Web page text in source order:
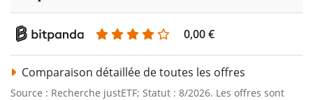
0,00 €
Comparaison détaillée de toutes les offres
Source : Recherche justETF; Statut : 8/2026. Les offres sont